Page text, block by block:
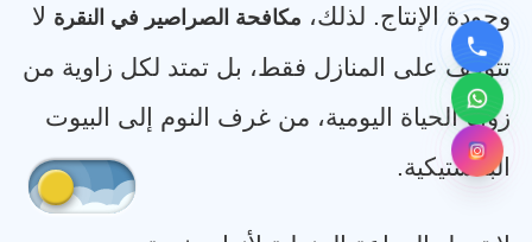
وجودة الإنتاج. لذلك، مكافحة الصراصير في النقرة لا
تتوقف على المنازل فقط، بل تمتد لكل زاوية من
زوايا الحياة اليومية، من غرف النوم إلى البيوت
البلاستيكية.